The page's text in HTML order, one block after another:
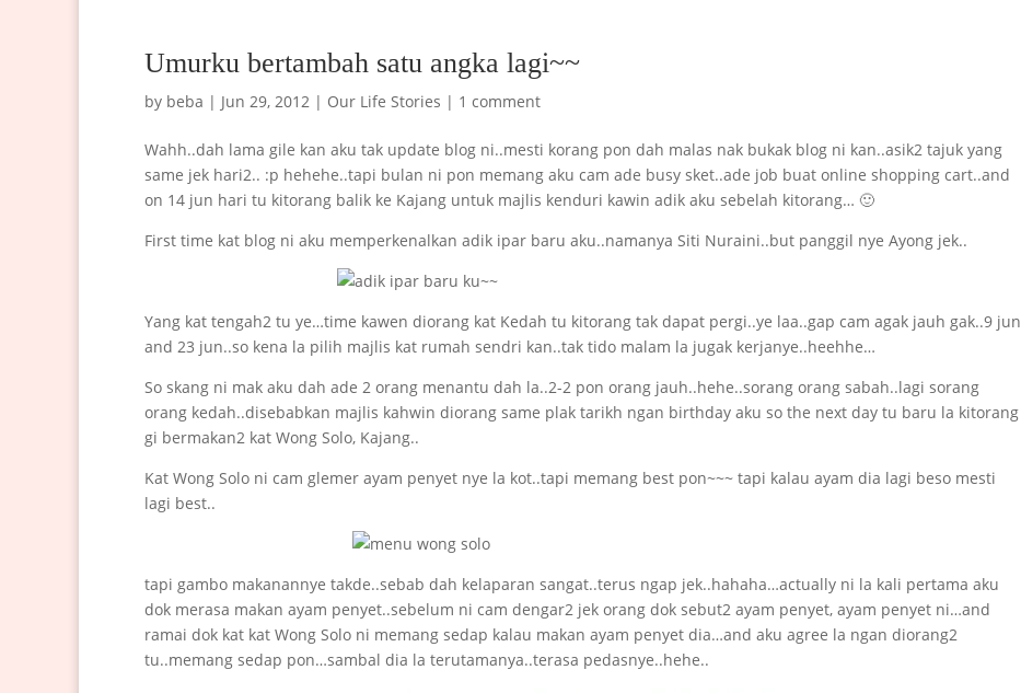
Umurku bertambah satu angka lagi~~
by beba | Jun 29, 2012 | Our Life Stories | 1 comment
Wahh..dah lama gile kan aku tak update blog ni..mesti korang pon dah malas nak bukak blog ni kan..asik2 tajuk yang
same jek hari2.. :p hehehe..tapi bulan ni pon memang aku cam ade busy sket..ade job buat online shopping cart..and
on 14 jun hari tu kitorang balik ke Kajang untuk majlis kenduri kawin adik aku sebelah kitorang… 🙂
First time kat blog ni aku memperkenalkan adik ipar baru aku..namanya Siti Nuraini..but panggil nye Ayong jek..
Yang kat tengah2 tu ye…time kawen diorang kat Kedah tu kitorang tak dapat pergi..ye laa..gap cam agak jauh gak..9 jun
and 23 jun..so kena la pilih majlis kat rumah sendri kan..tak tido malam la jugak kerjanye..heehhe…
So skang ni mak aku dah ade 2 orang menantu dah la..2-2 pon orang jauh..hehe..sorang orang sabah..lagi sorang
orang kedah..disebabkan majlis kahwin diorang same plak tarikh ngan birthday aku so the next day tu baru la kitorang
gi bermakan2 kat Wong Solo, Kajang..
Kat Wong Solo ni cam glemer ayam penyet nye la kot..tapi memang best pon~~~ tapi kalau ayam dia lagi beso mesti
lagi best..
tapi gambo makanannye takde..sebab dah kelaparan sangat..terus ngap jek..hahaha…actually ni la kali pertama aku
dok merasa makan ayam penyet..sebelum ni cam dengar2 jek orang dok sebut2 ayam penyet, ayam penyet ni…and
ramai dok kat kat Wong Solo ni memang sedap kalau makan ayam penyet dia…and aku agree la ngan diorang2
tu..memang sedap pon…sambal dia la terutamanya..terasa pedasnye..hehe..